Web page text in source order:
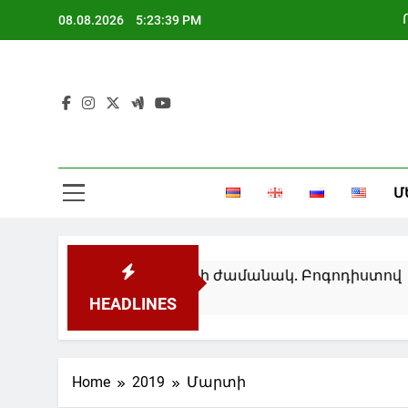
08.08.2026 5:23:40 PM
HEADLINES
տագնապի ժամանակ. Բոգոդիստով
Home 2019 Մարտի